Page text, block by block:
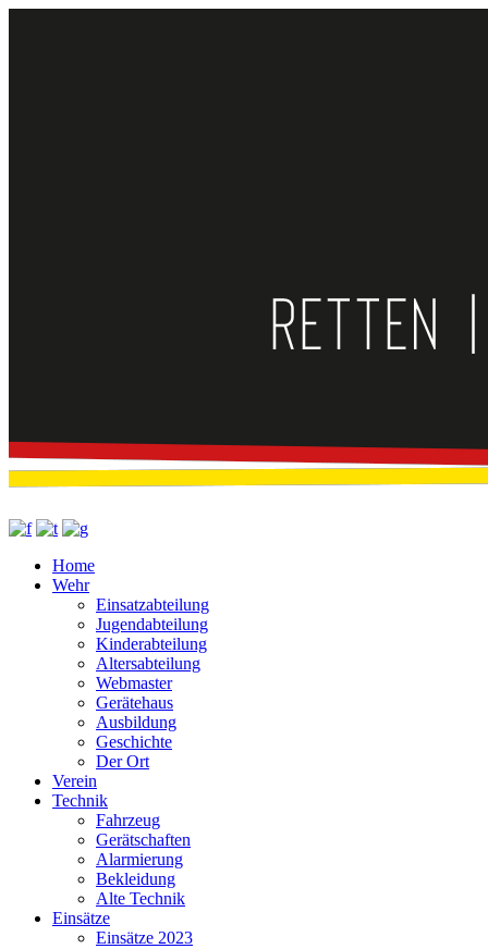
Home
Wehr
Einsatzabteilung
Jugendabteilung
Kinderabteilung
Altersabteilung
Webmaster
Gerätehaus
Ausbildung
Geschichte
Der Ort
Verein
Technik
Fahrzeug
Gerätschaften
Alarmierung
Bekleidung
Alte Technik
Einsätze
Einsätze 2023